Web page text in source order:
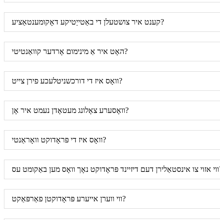
קענט איר צושטעלן די באַטייַטיקע דאָקומענטאַציע?
האָט איר אַ מינימום אָרדער קוואַנטיטי?
וואָס איז די דורכשניטלעכע פירן צייט?
וואָסערע צאָלונג מעטאָדן נעמט איר אָן?
וואָס איז די פּראָדוקט וואָראַנטי?
באַקומט עס?
ווי ווערן אייערע פּראָדוקטן פאַרפּאַקט?